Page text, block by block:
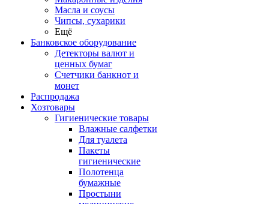
Масла и соусы
Чипсы, сухарики
Ещё
Банковское оборудование
Детекторы валют и
ценных бумаг
Счетчики банкнот и
монет
Распродажа
Хозтовары
Гигиенические товары
Влажные салфетки
Для туалета
Пакеты
гигиенические
Полотенца
бумажные
Простыни